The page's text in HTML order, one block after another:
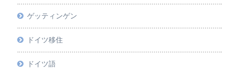
ゲッティンゲン
ドイツ移住
ドイツ語